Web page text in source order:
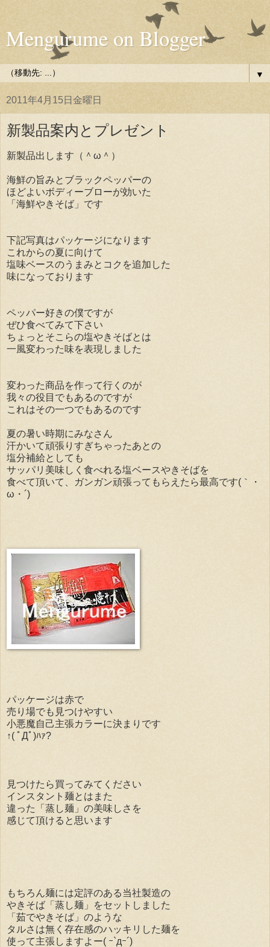
Mengurume on Blogger
▼
2011年4月15日金曜日
新製品案内とプレゼント
新製品出します（＾ω＾）
海鮮の旨みとブラックペッパーの
ほどよいボディーブローが効いた
「海鮮やきそば」です
下記写真はパッケージになります
これからの夏に向けて
塩味ベースのうまみとコクを追加した
味になっております
ペッパー好きの僕ですが
ぜひ食べてみて下さい
ちょっとそこらの塩やきそばとは
一風変わった味を表現しました
変わった商品を作って行くのが
我々の役目でもあるのですが
これはその一つでもあるのです
夏の暑い時期にみなさん
汗かいて頑張りすぎちゃったあとの
塩分補給としても
サッパリ美味しく食べれる塩ベースやきそばを
食べて頂いて、ガンガン頑張ってもらえたら最高です(｀・
ω・´)
パッケージは赤で
売り場でも見つけやすい
小悪魔自己主張カラーに決まりです
↑( ﾟДﾟ)ﾊｧ?
見つけたら買ってみてください
インスタント麺とはまた
違った「蒸し麺」の美味しさを
感じて頂けると思います
もちろん麺には定評のある当社製造の
やきそば「蒸し麺」をセットしました
「茹でやきそば」のような
タルさは無く存在感のハッキリした麺を
使って主張しますよー( ｰ`дｰ´)